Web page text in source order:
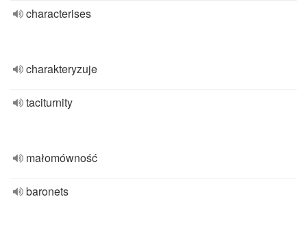
characterises
charakteryzuje
taciturnity
małomówność
baronets